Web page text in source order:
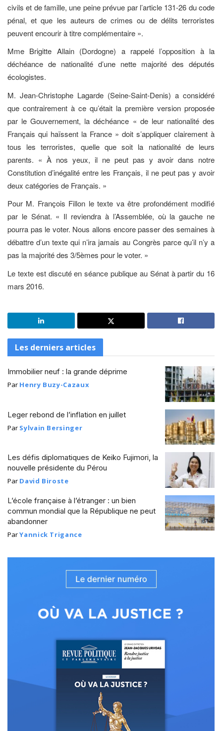
civils et de famille, une peine prévue par l’article 131-26 du code
pénal, et que les auteurs de crimes ou de délits terroristes
peuvent encourir à titre complémentaire ».
Mme Brigitte Allain (Dordogne) a rappelé l’opposition à la
déchéance de nationalité d’une nette majorité des députés
écologistes.
M. Jean-Christophe Lagarde (Seine-Saint-Denis) a considéré
que contrairement à ce qu’était la première version proposée
par le Gouvernement, la déchéance « de leur nationalité des
Français qui haïssent la France » doit s’appliquer clairement à
tous les terroristes, quelle que soit la nationalité de leurs
parents. « À nos yeux, il ne peut pas y avoir dans notre
Constitution d’inégalité entre les Français, il ne peut pas y avoir
deux catégories de Français. »
Pour M. François Fillon le texte va être profondément modifié
par le Sénat. « Il reviendra à l’Assemblée, où la gauche ne
pourra pas le voter. Nous allons encore passer des semaines à
débattre d’un texte qui n’ira jamais au Congrès parce qu’il n’y a
pas la majorité des 3/5èmes pour le voter. »
Le texte est discuté en séance publique au Sénat à partir du 16
mars 2016.
Les derniers articles
Immobilier neuf : la grande déprime
Par Henry Buzy-Cazaux
Leger rebond de l’inflation en juillet
Par Sylvain Bersinger
Les défis diplomatiques de Keiko Fujimori, la
nouvelle présidente du Pérou
Par David Biroste
L’école française à l’étranger : un bien
commun mondial que la République ne peut
abandonner
ParYannick Trigance